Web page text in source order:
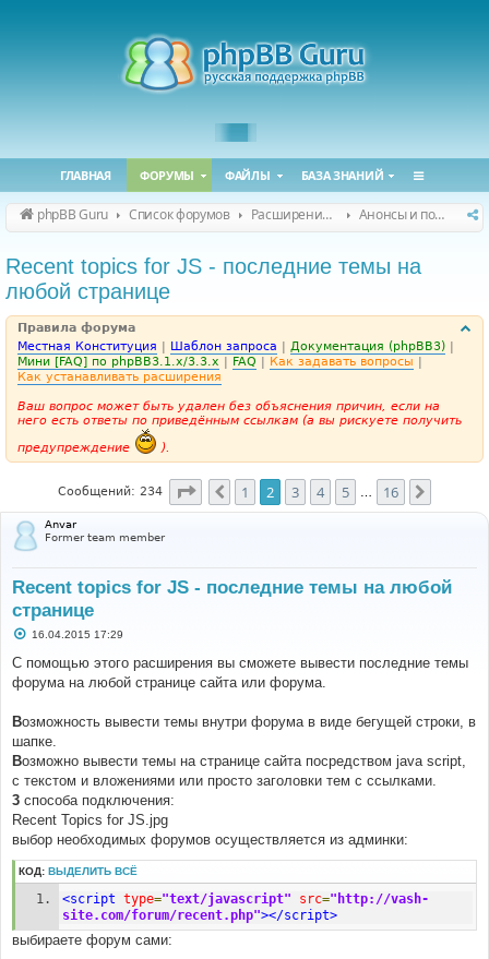
ГЛАВНАЯ ФОРУМЫ ФАЙЛЫ БАЗА ЗНАНИЙ
phpBB Guru Список форумов Расширения phpBB Анонсы и поддержка расширений для phpBB
Recent topics for JS - последние темы на
любой странице
Правила форума
Местная Конституция | Шаблон запроса | Документация (phpBB3) |
Мини [FAQ] по phpBB3.1.x/3.3.x | FAQ | Как задавать вопросы |
Как устанавливать расширения
Ваш вопрос может быть удален без объяснения причин, если на
него есть ответы по приведённым ссылкам (а вы рискуете получить
предупреждение
).
Сообщений: 234 Страница 2из16
Пред.
1 2 3 4 5 16
Anvar
Former team member
Recent topics for JS - последние темы на любой
странице
С
о
б
щ
и
е
16.04.2015 17:29
С помощью этого расширения вы сможете вывести последние темы
форума на любой странице сайта или форума.
Bозможность вывести темы внутри форума в виде бегущей строки, в
шапке.
Bозможно вывести темы на странице сайта посредством java script,
с текстом и вложениями или просто заголовки тем с ссылками.
3 способа подключения:
Recent Topics for JS.jpg
выбор необходимых форумов осуществляется из админки:
КОД: ВЫДЕЛИТЬ ВСЁ
<script type="text/javascript" src="http://vash-
site.com/forum/recent.php"></script>
выбираете форум сами: